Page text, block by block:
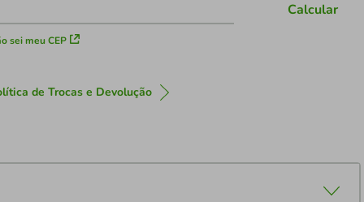
sei meu CEP
Calcular
de Trocas e Devolução